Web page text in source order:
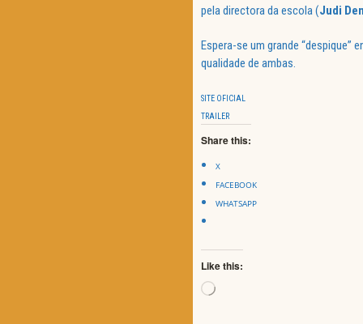
pela directora da escola (Judi
Espera-se um grande
qualidade de ambas.
SITE OFICIAL
TRAILER
Share this:
X
FACEBOOK
WHATSAPP
Like this:
Loading…